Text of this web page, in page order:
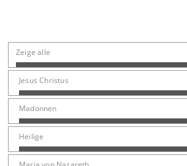
Zeige alle
Jesus Christus
Madonnen
Heilige